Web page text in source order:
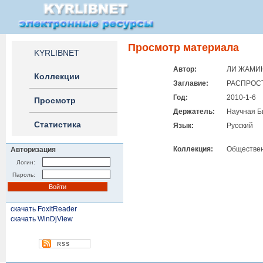
KYRLIBNET
Коллекции
Просмотр
Статистика
Авторизация
Логин:
Пароль:
скачать FoxitReader
скачать WinDjView
Просмотр материала
Автор:
ЛИ
Заглавие:
Год:
2010-1-6
Держатель:
Научная
Язык:
Русский
Коллекция: